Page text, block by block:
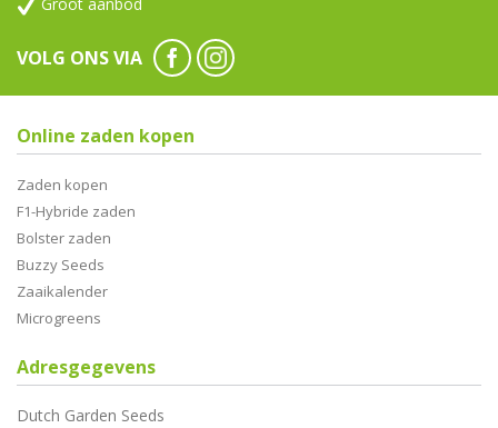
Groot aanbod
VOLG ONS VIA
Online zaden kopen
Zaden kopen
F1-Hybride zaden
Bolster zaden
Buzzy Seeds
Zaaikalender
Microgreens
Adresgegevens
Dutch Garden Seeds